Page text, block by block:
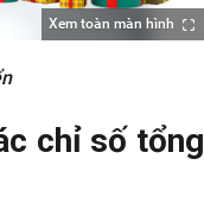
Xem toàn màn hình
chỉ số tổng